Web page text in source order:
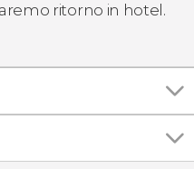
ritorno in hotel.